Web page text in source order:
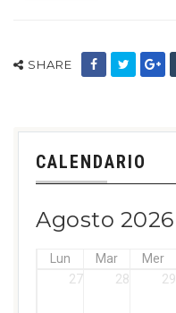
SHARE
CALENDARIO
Agosto 2026
Lun Mar Mer
27
28 29